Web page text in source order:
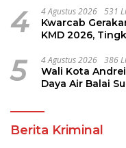
4 4 Agustus 2026 531
Kwarcab
KMD 2026,
5 4 Agustus 2026 386
Wali Kota
Daya Air Balai
Berita Kriminal